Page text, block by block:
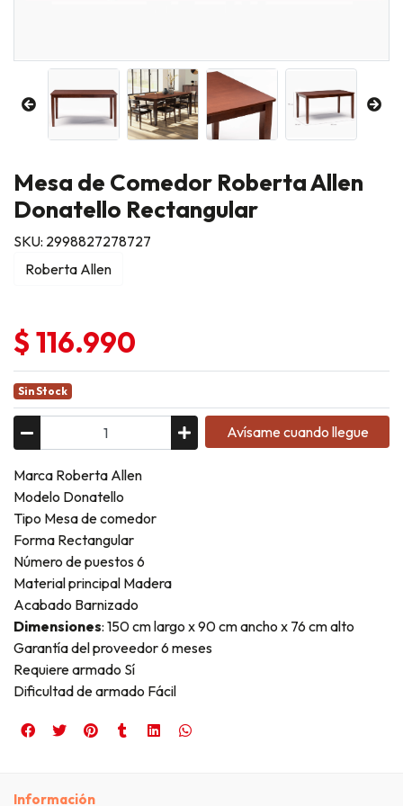
Mesa de Comedor Roberta Allen
Donatello Rectangular
SKU: 2998827278727
Roberta Allen
$ 116.990
Sin Stock
Avísame cuando llegue
Marca Roberta Allen
Modelo Donatello
Tipo Mesa de comedor
Forma Rectangular
Número de puestos 6
Material principal Madera
Acabado Barnizado
Dimensiones: 150 cm largo x 90 cm ancho x 76 cm alto
Garantía del proveedor 6 meses
Requiere armado Sí
Dificultad de armado Fácil
Información